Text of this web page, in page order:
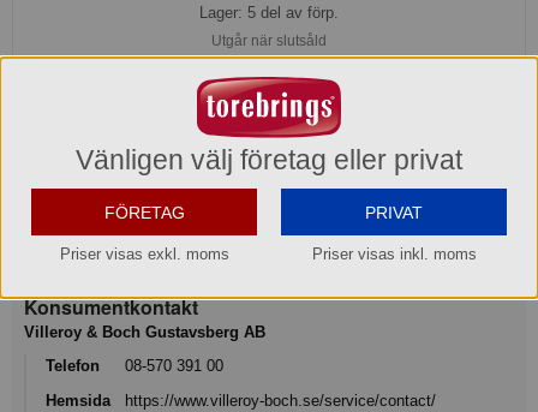
Lager: 5 del av förp.
Utgår när slutsåld
Köp »
Produktinformation
Varumärke
Villeroy & Boch Signature
Konsumentkontakt
Villeroy & Boch Gustavsberg AB
Telefon
08-570 391 00
Hemsida
https://www.villeroy-boch.se/service/contact/
Vänligen välj företag eller privat
FÖRETAG
Priser visas exkl. moms
PRIVAT
Priser visas inkl. moms